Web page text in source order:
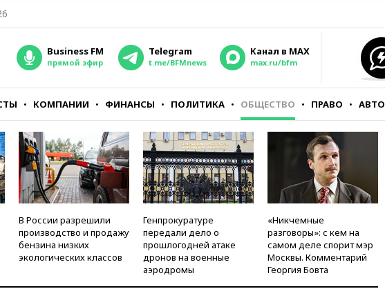
Business FM
прямой эфир
Telegram
t.me/BFMnews
Канал в MAX
max.ru/bfm
КОМПАНИИ ФИНАНСЫ ПОЛИТИКА ОБЩЕСТВО ПРАВО АВТО
В России разрешили
производство и продажу
бензина низких
экологических классов
Генпрокуратуре
передали дело о
прошлогодней атаке
дронов на военные
аэродромы
«Никчемные
разговоры»: с кем на
самом деле спорит мэр
Москвы. Комментарий
Георгия Бовта